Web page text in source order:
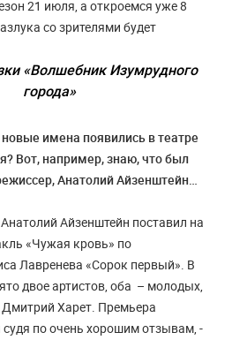
21 июля, а откроемся уже 8
со зрителями будет
«Волшебник Изумрудного
города»
имена появились в театре
Вот, например, знаю, что был
Анатолий Айзенштейн…
Айзенштейн поставил на
«Чужая кровь» по
Лавренева «Сорок первый». В
двое артистов, оба – молодых,
Дмитрий Харет. Премьера
судя по очень хорошим отзывам, -